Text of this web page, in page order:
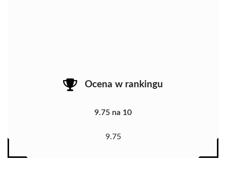
Ocena w rankingu
9.75 na 10
9.75